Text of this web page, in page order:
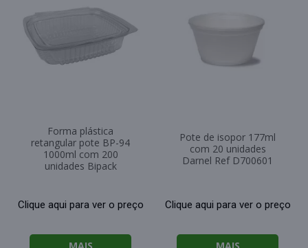
Forma plástica
retangular pote BP-94
1000ml com 200
unidades Bipack
Clique aqui para ver o preço
Pote de isopor 177ml
com 20 unidades
Darnel Ref D700601
Clique aqui para ver o preço